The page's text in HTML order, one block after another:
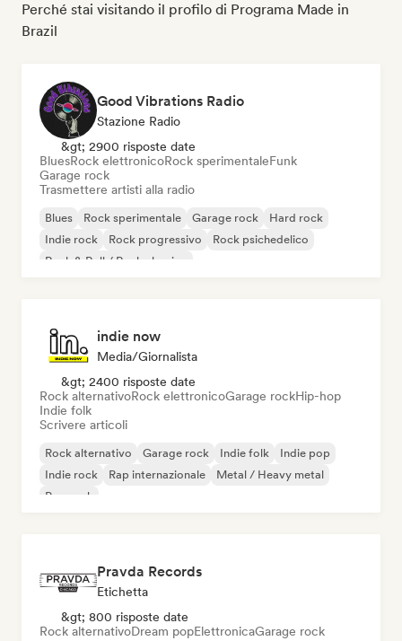
Perché stai visitando il profilo di Programa Made in
Brazil
Good Vibrations Radio
Stazione Radio
&gt; 2900 risposte date
BluesRock elettronicoRock sperimentaleFunk
Garage rock
Trasmettere artisti alla radio
Blues Rock sperimentale Garage rock
Hard rock
Indie rock
Rock progressivo
Rock psichedelico
Rock & Roll / Rock classico
indie now
Media/Giornalista
&gt; 2400 risposte date
Rock alternativoRock elettronicoGarage rockHip-hop
Indie folk
Scrivere articoli
Rock alternativo Garage rock Indie folk
Indie pop
Indie rock
Rap internazionale
Metal / Heavy metal
Pop rock
Pravda Records
Etichetta
&gt; 800 risposte date
Rock alternativoDream popElettronicaGarage rock